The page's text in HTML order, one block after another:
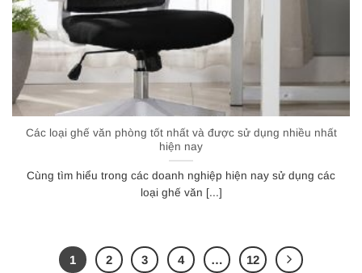
Các loại ghế văn phòng tốt nhất và được sử dụng nhiều nhất
hiện nay
Cùng tìm hiểu trong các doanh nghiệp hiện nay sử dụng các
loại ghế văn [...]
1 2 3 4 … 12